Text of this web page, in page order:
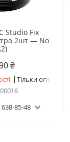
Studio Fix
2шт — No
₴
Тільки оптом
00016
85-48